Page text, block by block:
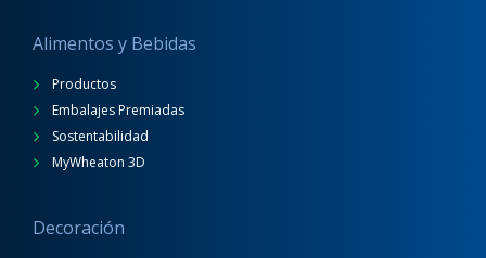
Alimentos y Bebidas
Productos
Embalajes Premiadas
Sostentabilidad
MyWheaton 3D
Decoración